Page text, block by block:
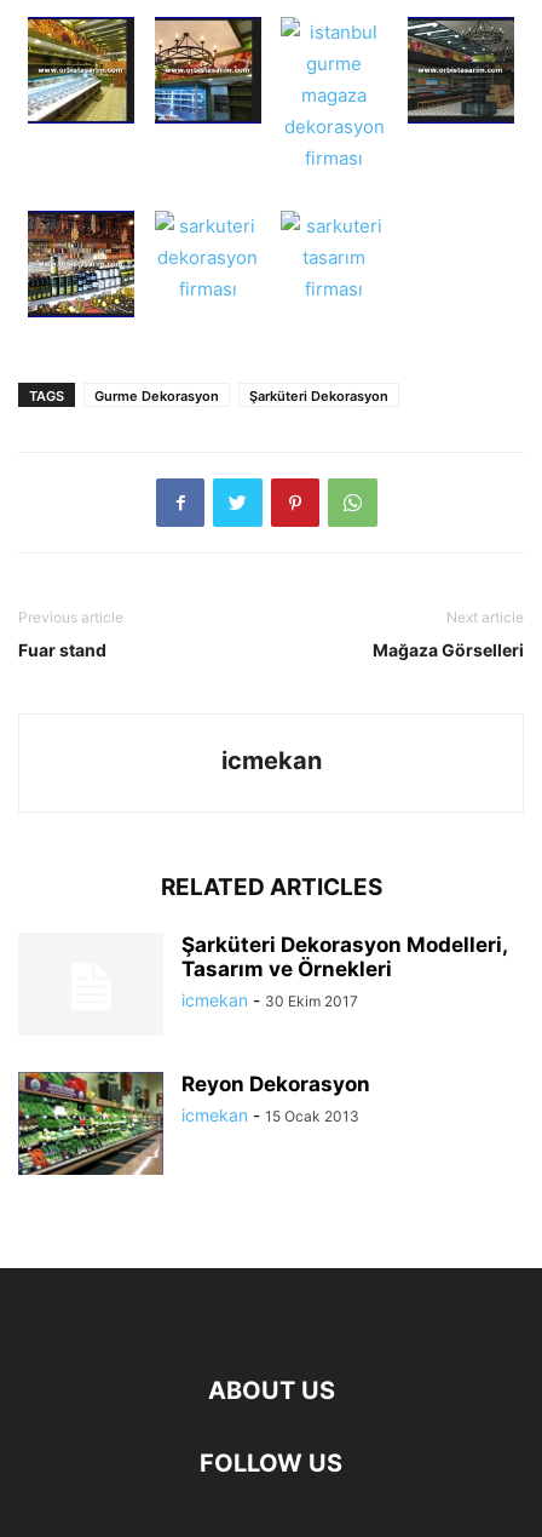
TAGS Gurme Dekorasyon Şarküteri Dekorasyon
Previous article
Fuar stand
Next article
Mağaza Görselleri
icmekan
RELATED ARTICLES
Şarküteri Dekorasyon Modelleri,
Tasarım ve Örnekleri
icmekan - 30 Ekim 2017
Reyon Dekorasyon
icmekan - 15 Ocak 2013
ABOUT US
FOLLOW US